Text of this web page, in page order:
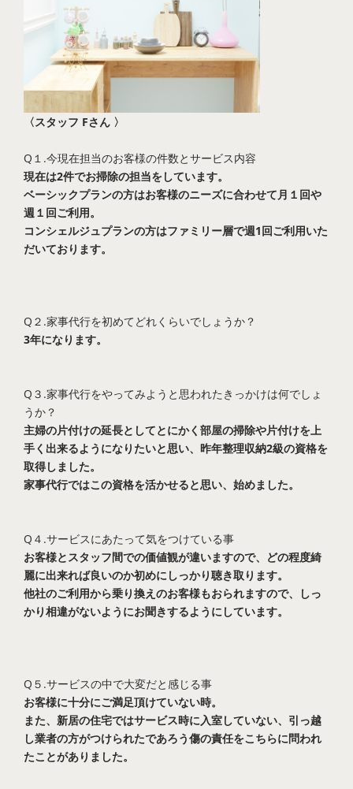
〈スタッフ Fさん 〉
Q１.今現在担当のお客様の件数とサービス内容
現在は2件でお掃除の担当をしています。
ベーシックプランの方はお客様のニーズに合わせて月１回や
週１回ご利用。
コンシェルジュプランの方はファミリー層で週1回ご利用いた
だいております。
Q２.家事代行を初めてどれくらいでしょうか？
3年になります。
Q３.家事代行をやってみようと思われたきっかけは何でしょ
うか？
主婦の片付けの延長としてとにかく部屋の掃除や片付けを上
手く出来るようになりたいと思い、昨年整理収納2級の資格を
取得しました。
家事代行ではこの資格を活かせると思い、始めました。
Q４.サービスにあたって気をつけている事
お客様とスタッフ間での価値観が違いますので、どの程度綺
麗に出来れば良いのか初めにしっかり聴き取ります。
他社のご利用から乗り換えのお客様もおられますので、しっ
かり相違がないようにお聞きするようにしています。
Q５.サービスの中で大変だと感じる事
お客様に十分にご満足頂けていない時。
また、新居の住宅ではサービス時に入室していない、引っ越
し業者の方がつけられたであろう傷の責任をこちらに問われ
たことがありました。